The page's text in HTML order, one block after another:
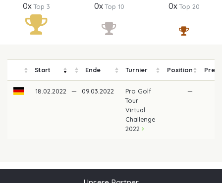
0xTop 3 0xTop 10 0xTop 20
Start Ende Turnier Position
18.02.2022 — 09.03.2022
Pro Golf
Tour
Virtual
Challenge
2022
—